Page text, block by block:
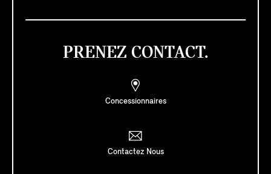
PRENEZ CONTACT.
Concessionnaires
Contactez Nous